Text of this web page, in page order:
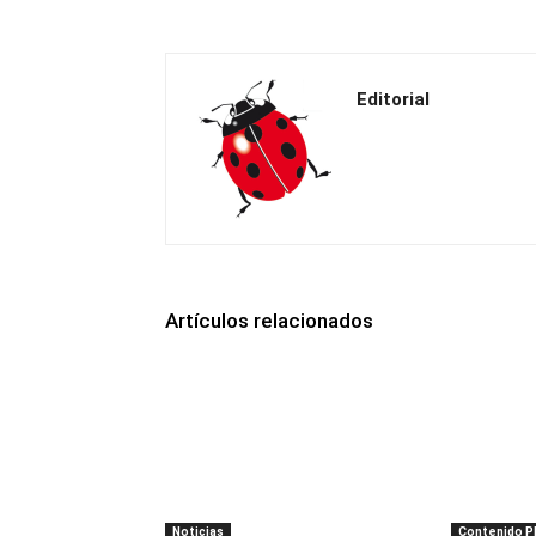
Editorial
Artículos relacionados
Noticias Contenido